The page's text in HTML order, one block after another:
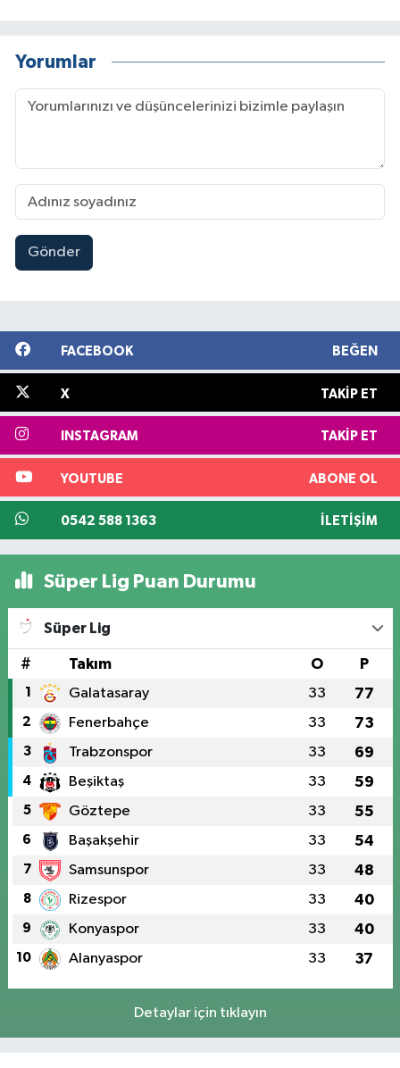
Yorumlar
Gönder
FACEBOOK BEĞEN
X TAKIP ET
INSTAGRAM TAKIP ET
YOUTUBE ABONE OL
0542 588 1363 İLETIŞIM
Süper Lig Puan Durumu
Süper Lig
# Takım O P
1 Galatasaray 33 77
2 Fenerbahçe 33 73
3 Trabzonspor 33 69
4 Beşiktaş 33 59
5 Göztepe 33 55
6 Başakşehir 33 54
7 Samsunspor 33 48
8 Rizespor 33 40
9 Konyaspor 33 40
10 Alanyaspor 33 37
Detaylar için tıklayın